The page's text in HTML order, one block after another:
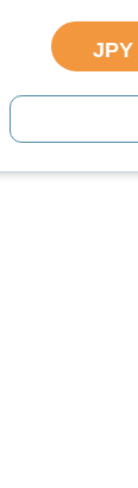
JPY